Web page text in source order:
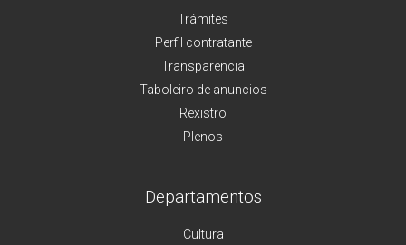
Trámites
Perfil contratante
Transparencia
Taboleiro de anuncios
Rexistro
Plenos
Departamentos
Cultura